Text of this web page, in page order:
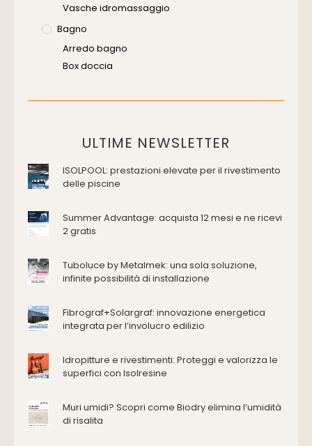
Vasche idromassaggio
Bagno
Arredo bagno
Box doccia
Placche di comando per wc
Domotica Ed Impianti Elettrici
Edilizia
Antincendio e sicurezza
Attrezzature manuali
Cappe d'aspirazione
Consolidamento
Deumidificazione
Energie rinnovabili
Ferramenta e fissaggi
Impianti idrici e depurazione
Impianti termici e climatizzazione
ULTIME NEWSLETTER
ISOLPOOL: prestazioni elevate per il rivestimento
delle piscine
Summer Advantage: acquista 12 mesi e ne ricevi
2 gratis
Tuboluce by Metalmek: una sola soluzione,
infinite possibilità di installazione
Fibrograf+Solargraf: innovazione energetica
integrata per l’involucro edilizio
Idropitture e rivestimenti: Proteggi e valorizza le
superfici con Isolresine
Muri umidi? Scopri come Biodry elimina l’umidità
di risalita